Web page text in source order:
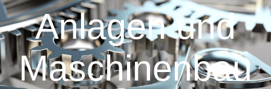
Anlagen und
Maschinenbau